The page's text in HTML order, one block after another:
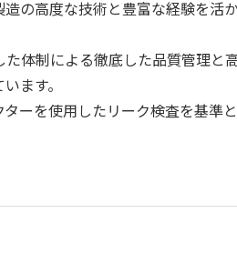
の高度な技術と豊富な経験を活
体制による徹底した品質管理と
ます。
ーを使用したリーク検査を基準